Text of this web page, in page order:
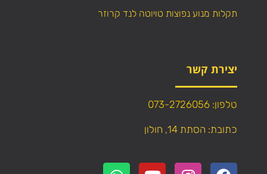
תקלות מנוע נפוצות טויוטה לנד קרוזר
יצירת קשר
טלפון: 073-2726056
כתובת: הסתת 14, חולון